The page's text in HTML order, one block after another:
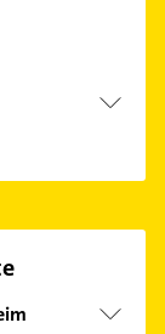
Hier